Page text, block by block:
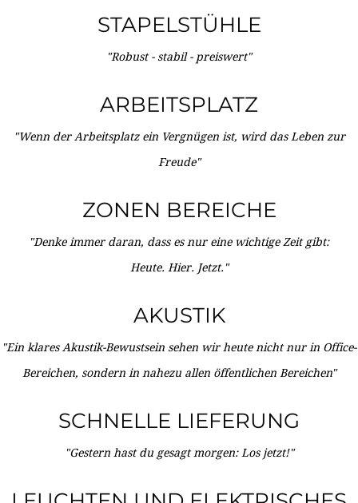
STAPELSTÜHLE
"Robust - stabil - preiswert"
ARBEITSPLATZ
"Wenn der Arbeitsplatz ein Vergnügen ist, wird das Leben zur
Freude"
ZONEN BEREICHE
"Denke immer daran, dass es nur eine wichtige Zeit gibt:
Heute. Hier. Jetzt."
AKUSTIK
"Ein klares Akustik-Bewustsein sehen wir heute nicht nur in Office-
Bereichen, sondern in nahezu allen öffentlichen Bereichen"
SCHNELLE LIEFERUNG
"Gestern hast du gesagt morgen: Los jetzt!"